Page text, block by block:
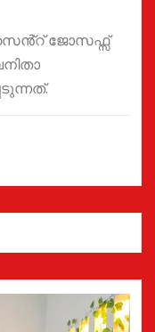
സെൻ്റ് ജോസഫ്സ്